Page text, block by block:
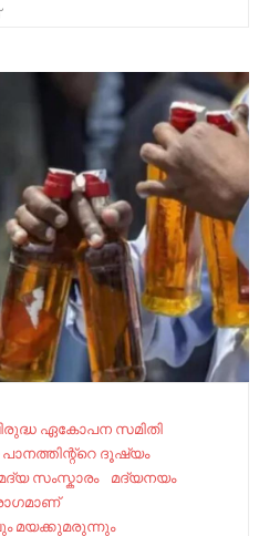
ഏകോപന സമിതി
പാനത്തിന്റ്റെ ദൂഷ്യം
സംസ്കാരം
മദ്യനയം
മയക്കുമരുന്നും